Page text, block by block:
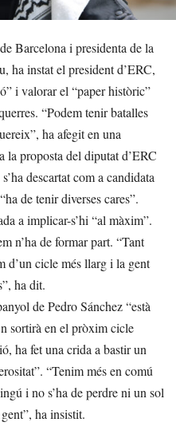
Barcelona i presidenta de la
ha instat el president d’ERC,
i valorar el “paper històric”
“Podem tenir batalles
ha afegit en una
la proposta del diputat d’ERC
descartat com a candidata
de tenir diverses cares”.
a implicar-s’hi “al màxim”.
n’ha de formar part. “Tant
d’un cicle més llarg i la gent
ha dit.
de Pedro Sánchez “està
sortirà en el pròxim cicle
ha fet una crida a bastir un
“Tenim més en comú
i no s’ha de perdre ni un sol
ha insistit.